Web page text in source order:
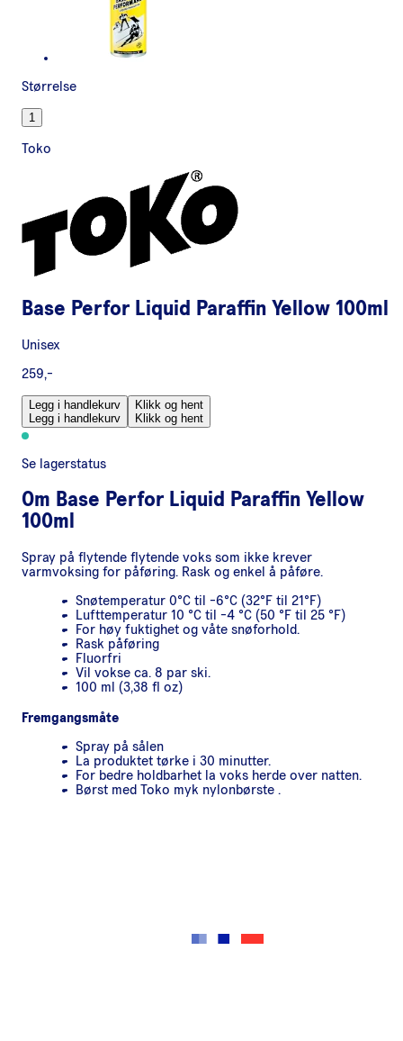
Størrelse
1
Toko
Base Perfor Liquid Paraffin Yellow 100ml
Unisex
259,-
Legg i handlekurv
Legg i handlekurv
Klikk og hent
Klikk og hent
Se lagerstatus
Om Base Perfor Liquid Paraffin Yellow
100ml
Spray på flytende flytende voks som ikke krever
varmvoksing for påføring. Rask og enkel å påføre.
Snøtemperatur 0°C til -6°C (32°F til 21°F)
Lufttemperatur 10 °C til -4 °C (50 °F til 25 °F)
For høy fuktighet og våte snøforhold.
Rask påføring
Fluorfri
Vil vokse ca. 8 par ski.
100 ml (3,38 fl oz)
Fremgangsmåte
Spray på sålen
La produktet tørke i 30 minutter.
For bedre holdbarhet la voks herde over natten.
Børst med Toko myk nylonbørste .